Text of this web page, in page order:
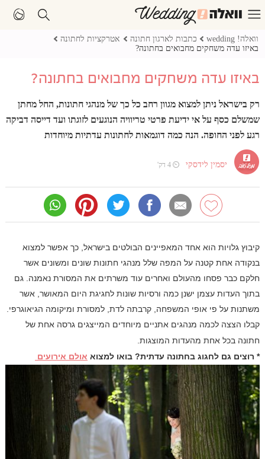
וואלה! wedding כתבות לארגון חתונה
אטרקציות לחתונה
באיזו עדה משחקים מחבואים בחתונה?
באיזו עדה משחקים מחבואים בחתונה?
רק בישראל ניתן למצוא מגוון רחב כל כך של מנהגי חתונות, החל מחתן
שמשלם כסף על אי ידיעת פרטי טריוויה הנוגעים לזוגתו ועד דייסה דביקה
רגע לפני החופה. הנה כמה דוגמאות לחתונות עדתיות מיוחדות
יסמין לידסקי ⏲ 4 דק'
קיבוץ גלויות הוא אחד המאפיינים הבולטים בישראל, כך אפשר למצוא
בנקודה אחת קטנה על המפה שלל מנהגי חתונות שונים ומשונים אשר
חלקם כבר פסחו מהעולם ואחרים עוד משרתים את המסורת נאמנה. גם
בתוך העדות עצמן ישנן כמה ורסיות שונות לחגיגת היום המאושר, אשר
משתנות על פי אופי המשפחה, קרבתה לדת, למסורת ומיקומה הגיאוגרפי.
קבלו הצצה לכמה מנהגים אתניים מיוחדים המייצגים גרסה אחת של
חתונה בכל אחת מהעדות המוצגות.
* רוצים גם לחגוג בחתונה עדתית? בואו למצוא אולם אירועים